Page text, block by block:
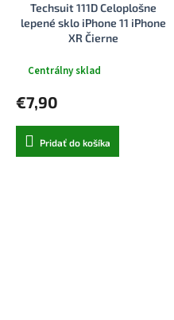
Techsuit 111D Celoplošne
lepené sklo iPhone 11 iPhone
XR Čierne
Centrálny sklad
€7,90
Pridať do košíka